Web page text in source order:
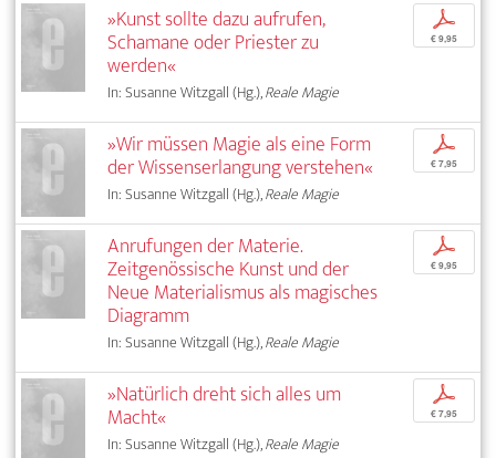
»Kunst sollte dazu aufrufen,
Schamane oder Priester zu
werden«
In: Susanne Witzgall (Hg.),Reale Magie
p
€ 9,95
»Wir müssen Magie als eine Form
der Wissenserlangung verstehen«
In: Susanne Witzgall (Hg.),Reale Magie
p
€ 7,95
Anrufungen der Materie.
Zeitgenössische Kunst und der
Neue Materialismus als magisches
Diagramm
In: Susanne Witzgall (Hg.),Reale Magie
p
€ 9,95
»Natürlich dreht sich alles um
Macht«
In: Susanne Witzgall (Hg.),Reale Magie
p
€ 7,95